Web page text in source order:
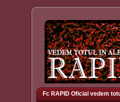
Fc RAPID Oficial vedem